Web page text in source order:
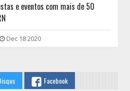
e eventos com mais de 50
Dec 18 2020
Facebook